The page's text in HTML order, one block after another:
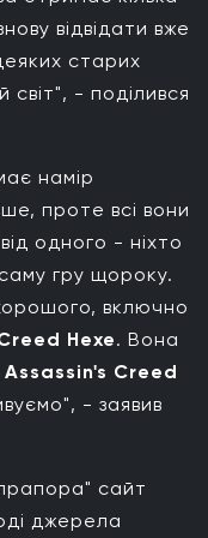
відвідати вже
старих
світ", - поділився
намір
проте всі вони
одного - ніхто
гру щороку.
включно
Hexe. Вона
Assassin's Creed
- заявив
сайт
джерела